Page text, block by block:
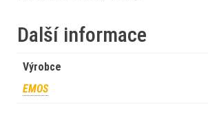
Další informace
Výrobce
EMOS